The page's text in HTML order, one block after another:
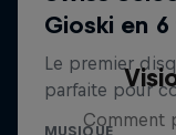
Comment